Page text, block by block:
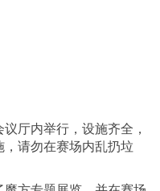
厅内举行，设施齐全，
请勿在赛场内乱扔垃